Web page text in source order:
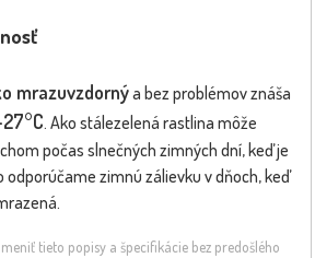
mrazuvzdornýa bez problémov znáša
. Ako stálezelená rastlina môže
počas slnečných zimných dní, keď je
zimnú zálievku v dňoch, keď
tieto popisy a špecifikácie bez predošlého